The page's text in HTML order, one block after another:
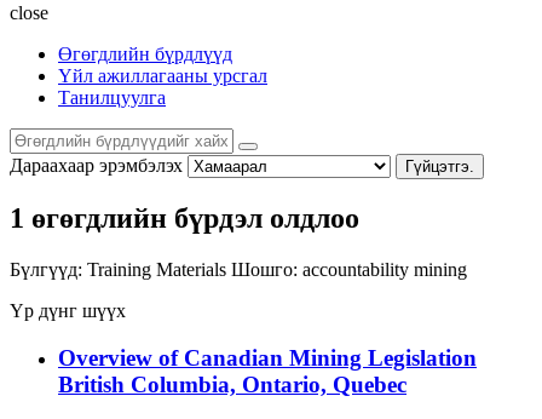
close
Өгөгдлийн бүрдлүүд
Үйл ажиллагааны урсгал
Танилцуулга
Дараахаар эрэмбэлэх Гүйцэтгэ.
1 өгөгдлийн бүрдэл олдлоо
Бүлгүүд: Training Materials Шошго: accountability mining
Үр дүнг шүүх
Overview of Canadian Mining Legislation
British Columbia, Ontario, Quebec